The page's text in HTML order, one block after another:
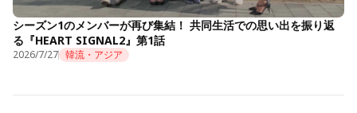
シーズン1のメンバーが再び集結！ 共同生活での思い出を振り返
る『HEART SIGNAL2』第1話
2026/7/27 韓流・アジア